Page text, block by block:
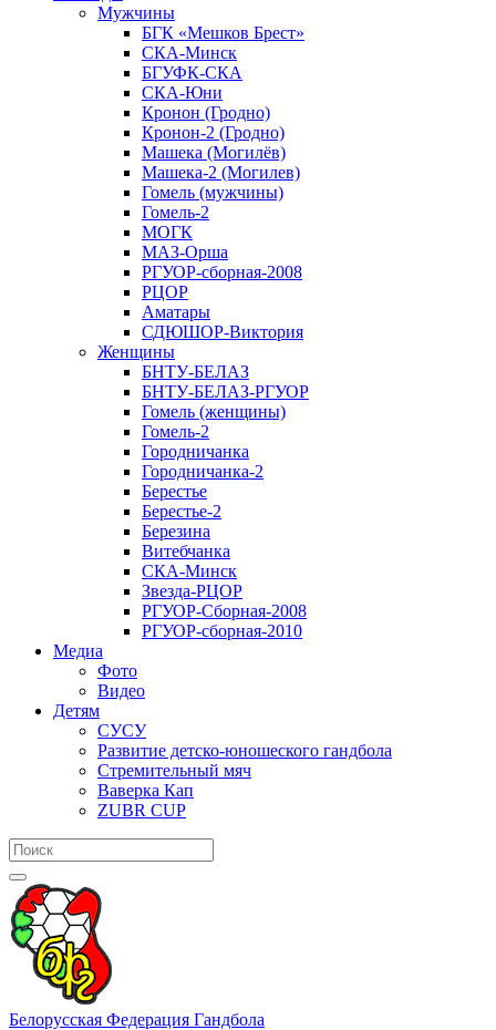
Мужчины
БГК «Мешков Брест»
СКА-Минск
БГУФК-СКА
СКА-Юни
Кронон (Гродно)
Кронон-2 (Гродно)
Машека (Могилёв)
Машека-2 (Могилев)
Гомель (мужчины)
Гомель-2
МОГК
МАЗ-Орша
РГУОР-сборная-2008
РЦОР
Аматары
СДЮШОР-Виктория
Женщины
БНТУ-БЕЛАЗ
БНТУ-БЕЛАЗ-РГУОР
Гомель (женщины)
Гомель-2
Городничанка
Городничанка-2
Берестье
Берестье-2
Березина
Витебчанка
СКА-Минск
Звезда-РЦОР
РГУОР-Сборная-2008
РГУОР-сборная-2010
Медиа
Фото
Видео
Детям
СУСУ
Развитие детско-юношеского гандбола
Стремительный мяч
Ваверка Кап
ZUBR CUP
Белорусская Федерация Гандбола